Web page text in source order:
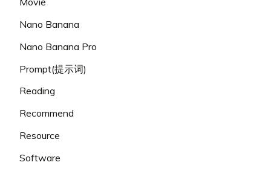
Nano Banana
Nano Banana Pro
Prompt(提示词)
Reading
Recommend
Resource
Software